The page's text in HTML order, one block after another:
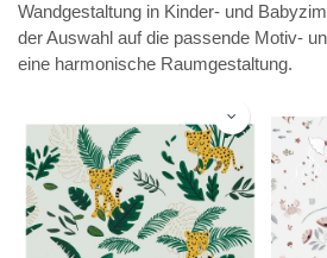
Wandgestaltung in Kinder- und
der Auswahl auf die passende Motiv-
eine harmonische Raumgestaltung.